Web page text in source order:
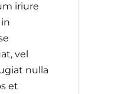
iriure
vel
nulla
et